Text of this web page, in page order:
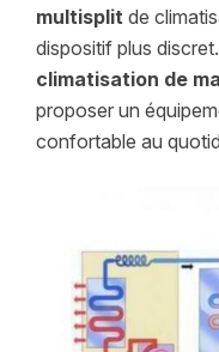
multisplitde
dispositif plus
climatisation de
proposer un
confortable au